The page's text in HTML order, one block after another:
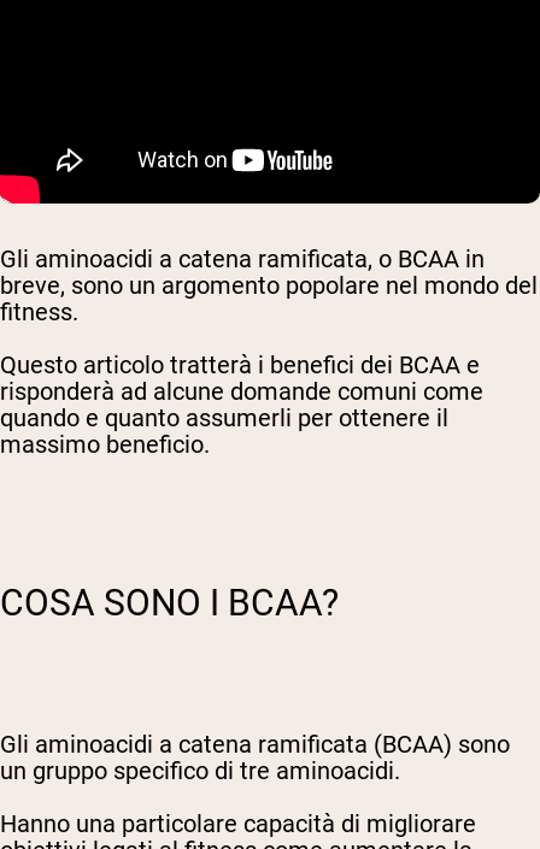
Gli aminoacidi a catena ramificata, o BCAA in
breve, sono un argomento popolare nel mondo del
fitness.
Questo articolo tratterà i benefici dei BCAA e
risponderà ad alcune domande comuni come
quando e quanto assumerli per ottenere il
massimo beneficio.
COSA SONO I BCAA?
Gli aminoacidi a catena ramificata (BCAA) sono
un gruppo specifico di tre aminoacidi.
Hanno una particolare capacità di migliorare